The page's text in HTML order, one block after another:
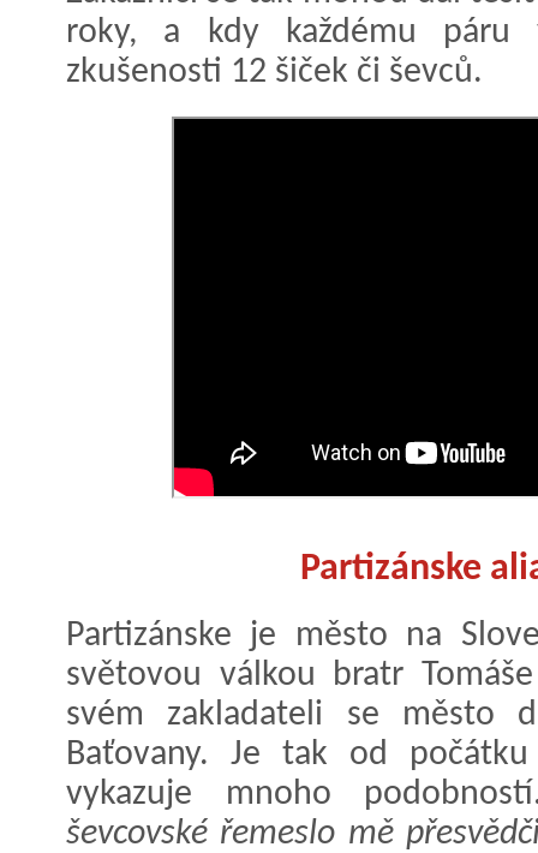
roky, a kdy každému páru
zkušenosti 12 šiček či ševců.
Partizánske
Partizánske je město na
světovou válkou bratr
svém zakladateli se město
Baťovany. Je tak od
vykazuje mnoho
ševcovské řemeslo mě